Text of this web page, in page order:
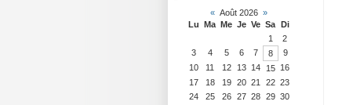
« Août 2026 »
Lu Ma Me Je Ve Sa Di
1
2
3
4 5 6 7 8
9
10
11 12 13 14 15
16
17
18 19 20 21 22 23
24
25 26 27 28 29 30